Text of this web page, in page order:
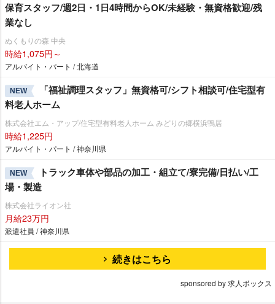
保育スタッフ/週2日・1日4時間からOK/未経験・無資格歓迎/残
業なし
ぬくもりの森 中央
時給1,075円～
アルバイト・パート / 北海道
NEW
「福祉調理スタッフ」無資格可/シフト相談可/住宅型有
料老人ホーム
株式会社エム・アップ/住宅型有料老人ホーム みどりの郷横浜鴨居
時給1,225円
アルバイト・パート / 神奈川県
NEW
トラック車体や部品の加工・組立て/寮完備/日払い/工
場・製造
株式会社ライオン社
月給23万円
派遣社員 / 神奈川県
続きはこちら
sponsored by 求人ボックス